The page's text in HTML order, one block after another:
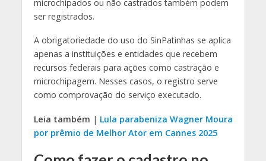
microchipados ou não castrados também podem
ser registrados.
A obrigatoriedade do uso do SinPatinhas se aplica
apenas a instituições e entidades que recebem
recursos federais para ações como castração e
microchipagem. Nesses casos, o registro serve
como comprovação do serviço executado.
Leia também | Lula parabeniza Wagner Moura
por prêmio de Melhor Ator em Cannes 2025